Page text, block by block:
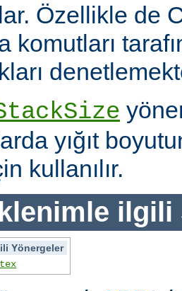
Özellikle de
komutları
yığıt
kullanılır.
ilgili
Yönergeler